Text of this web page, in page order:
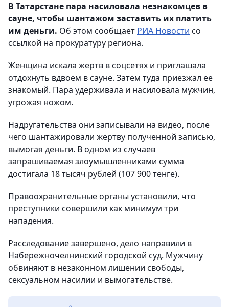
В Татарстане пара насиловала незнакомцев в
сауне, чтобы шантажом заставить их платить
им деньги. Об этом сообщает РИА Новости со
ссылкой на прокуратуру региона.
Женщина искала жертв в соцсетях и приглашала
отдохнуть вдвоем в сауне. Затем туда приезжал ее
знакомый. Пара удерживала и насиловала мужчин,
угрожая ножом.
Надругательства они записывали на видео, после
чего шантажировали жертву полученной записью,
вымогая деньги. В одном из случаев
запрашиваемая злоумышленниками сумма
достигала 18 тысяч рублей (107 900 тенге).
Правоохранительные органы установили, что
преступники совершили как минимум три
нападения.
Расследование завершено, дело направили в
Набережночелнинский городской суд. Мужчину
обвиняют в незаконном лишении свободы,
сексуальном насилии и вымогательстве.